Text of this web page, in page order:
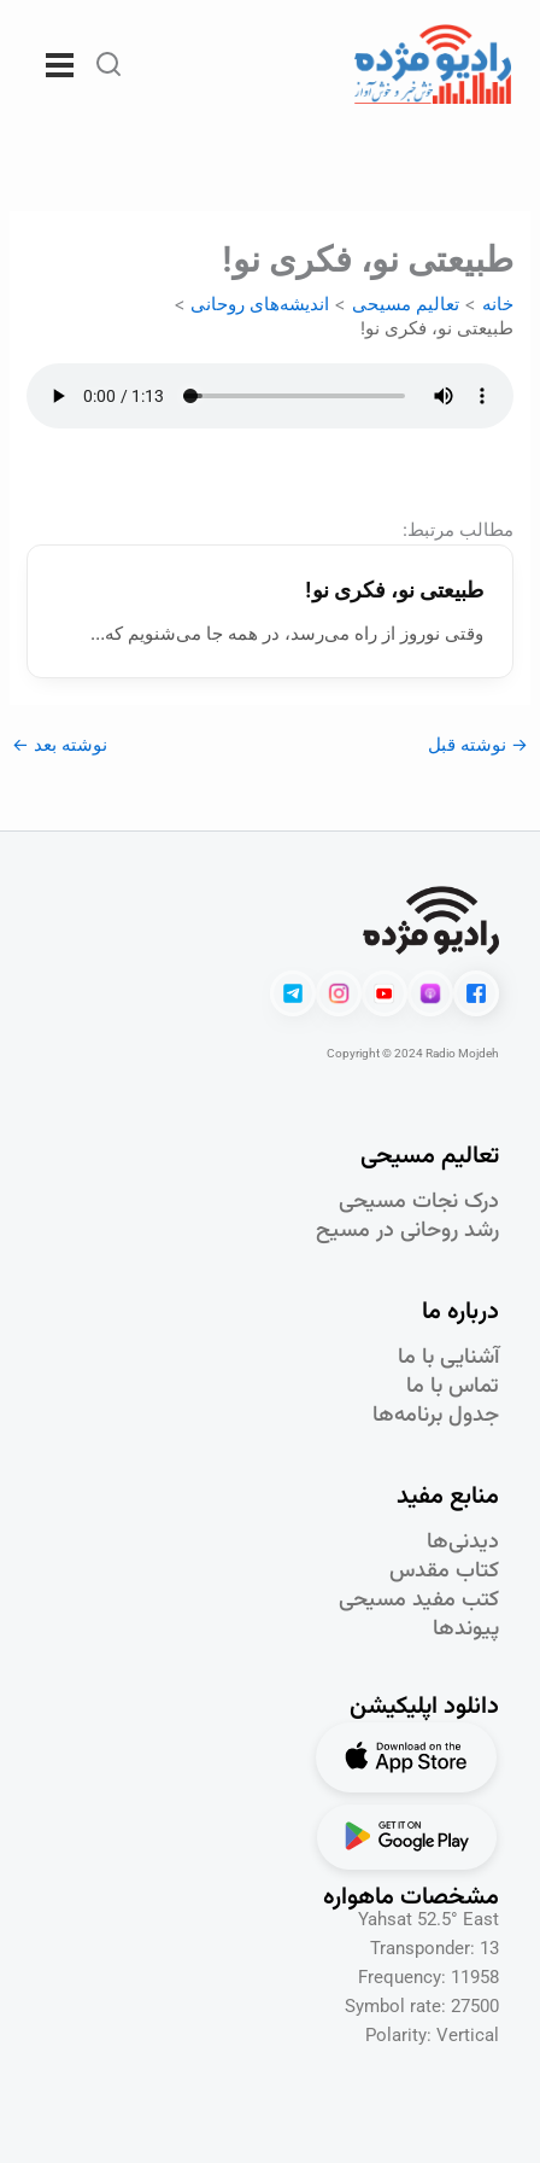
محتوا
طبیعتی نو، فکری نو!
خانه تعالیم مسیحی
اندیشه‌های روحانی
طبیعتی نو، فکری نو!
:مطالب مرتبط
طبیعتی نو، فکری نو!
وقتی نوروز از راه می‌رسد، در همه جا می‌شنویم که…
→ نوشته قبل نوشته بعد ←
Copyright © 2024 Radio Mojdeh
تعالیم مسیحی
درک نجات مسيحی
رشد روحانی در مسيح
درباره ما
آشنایی با ما
تماس با ما
جدول برنامه‌ها
منابع مفید
دیدنی‌ها
کتاب مقدس
کتب مفید مسیحی
پیوندها
دانلود اپلیکیشن
مشخصات ماهواره
Yahsat 52.5° East
Transponder: 13
Frequency: 11958
Symbol rate: 27500
Polarity: Vertical